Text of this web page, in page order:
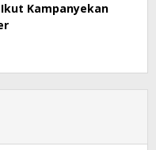
Kampanyekan